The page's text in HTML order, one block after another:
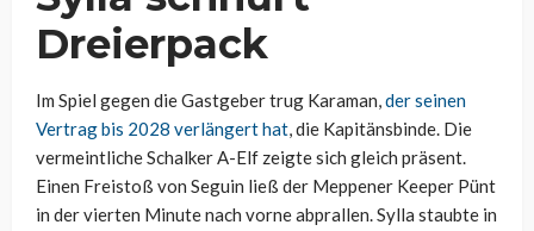
Dreierpack
Im Spiel gegen die Gastgeber trug Karaman,der seinen
Vertrag bis 2028 verlängert hat, die Kapitänsbinde. Die
vermeintliche Schalker A-Elf zeigte sich gleich präsent.
Einen Freistoß von Seguin ließ der Meppener Keeper Pünt
in der vierten Minute nach vorne abprallen. Sylla staubte in